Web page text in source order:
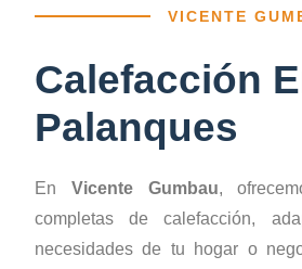
VICENTE
Calefacción
Palanques
En Vicente Gumbau,
completas de calefacción,
necesidades de tu hogar o